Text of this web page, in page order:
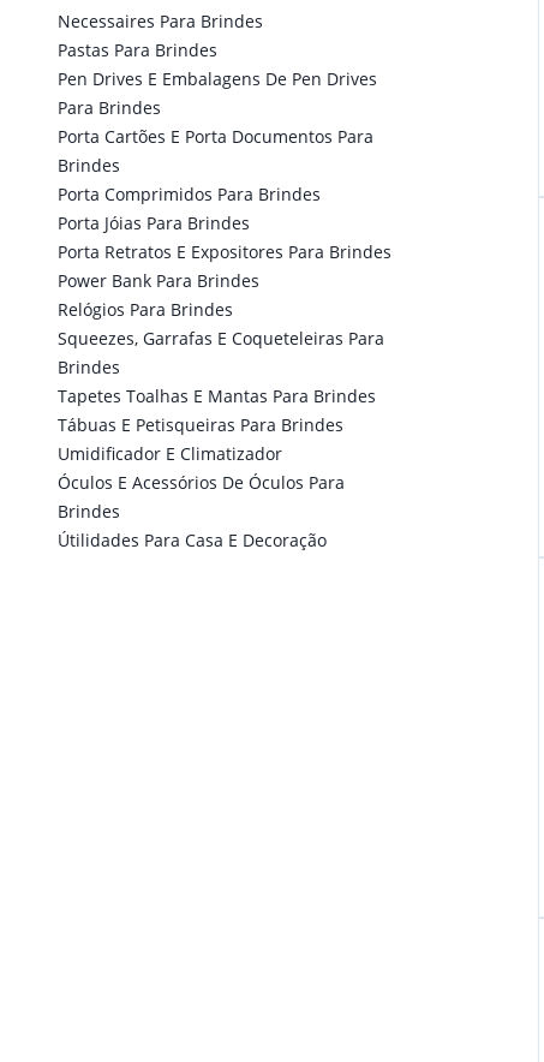
Necessaires Para Brindes
Pastas Para Brindes
Pen Drives E Embalagens De Pen Drives
Para Brindes
Porta Cartões E Porta Documentos Para
Brindes
Porta Comprimidos Para Brindes
Porta Jóias Para Brindes
Porta Retratos E Expositores Para Brindes
Power Bank Para Brindes
Relógios Para Brindes
Squeezes, Garrafas E Coqueteleiras Para
Brindes
Tapetes Toalhas E Mantas Para Brindes
Tábuas E Petisqueiras Para Brindes
Umidificador E Climatizador
Óculos E Acessórios De Óculos Para
Brindes
Útilidades Para Casa E Decoração